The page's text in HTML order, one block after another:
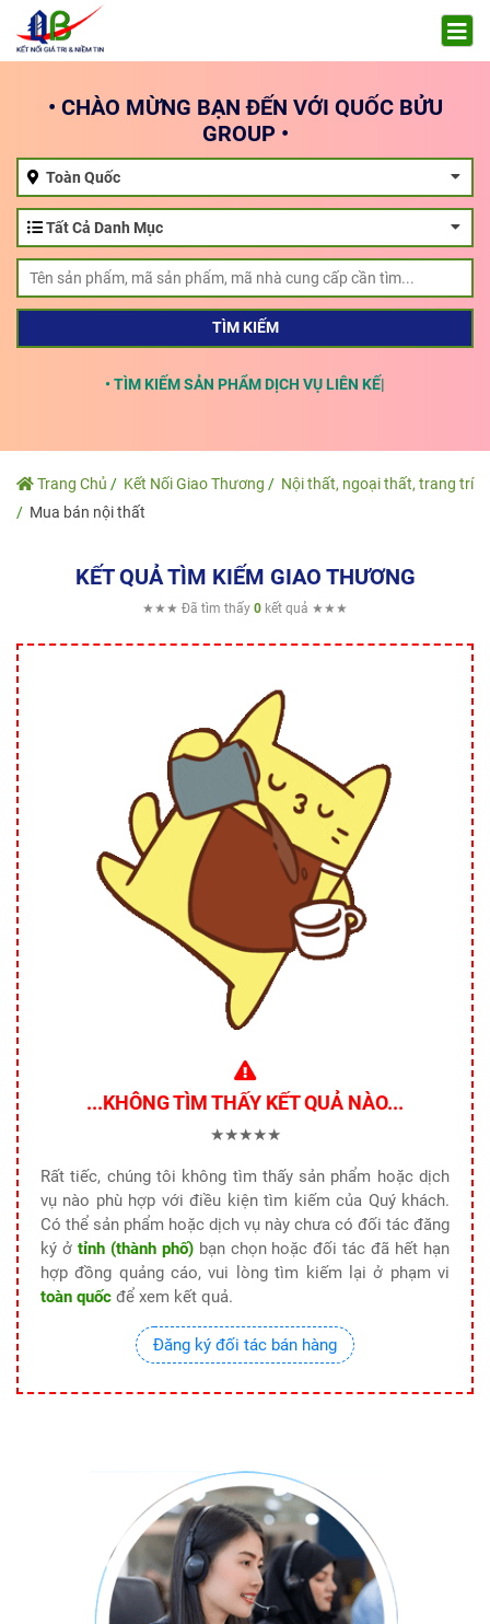
• CHÀO MỪNG BẠN ĐẾN VỚI QUỐC BỬU
GROUP •
Toàn Quốc
Tất Cả Danh Mục
TÌM KIẾM
• TÌM KIẾM SẢN PHẨM DỊCH VỤ LIÊN KẾT
Trang Chủ Kết Nối Giao Thương
Nội thất, ngoại thất, trang trí
Mua bán nội thất
KẾT QUẢ TÌM KIẾM GIAO THƯƠNG
★★★ Đã tìm thấy 0 kết quả ★★★
...KHÔNG TÌM THẤY KẾT QUẢ NÀO...
★★★★★
Rất tiếc, chúng tôi không tìm thấy sản phẩm hoặc dịch
vụ nào phù hợp với điều kiện tìm kiếm của Quý khách.
Có thể sản phẩm hoặc dịch vụ này chưa có đối tác đăng
ký ở tỉnh (thành phố)bạn chọn hoặc đối tác đã hết hạn
hợp đồng quảng cáo, vui lòng tìm kiếm lại ở phạm vi
toàn quốc để xem kết quả.
Đăng ký đối tác bán hàng